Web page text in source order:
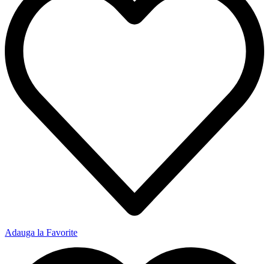
Adauga la Favorite